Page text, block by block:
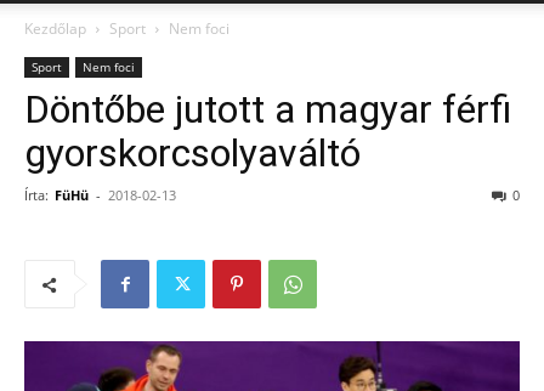
Kezdőlap Sport Nem foci
Sport Nem foci
Döntőbe jutott a magyar férfi
gyorskorcsolyaváltó
Írta: FüHü - 2018-02-13 0